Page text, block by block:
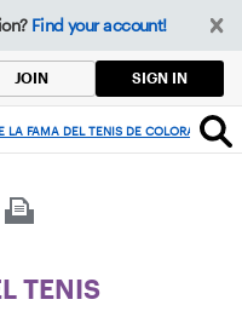
Find your account!
JOIN SIGN IN
LA FAMA DEL TENIS DE COLORADO >
TENIS